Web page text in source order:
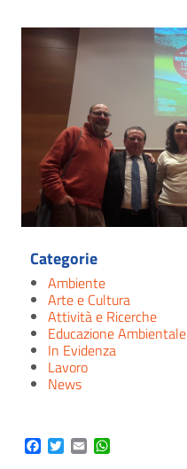
Categorie
Ambiente
Arte e Cultura
Attività e Ricerche
Educazione Ambientale
In Evidenza
Lavoro
News
Facebook
Twitter
Email